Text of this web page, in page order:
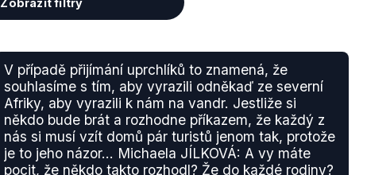
V případě přijímání uprchlíků to znamená, že
souhlasíme s tím, aby vyrazili odněkaď ze severní
Afriky, aby vyrazili k nám na vandr. Jestliže si
někdo bude brát a rozhodne příkazem, že každý z
nás si musí vzít domů pár turistů jenom tak, protože
je to jeho názor... Michaela JÍLKOVÁ: A vy máte
pocit, že někdo takto rozhodl? Že do každé rodiny?